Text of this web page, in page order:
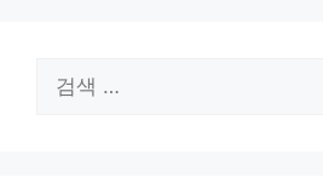
색: